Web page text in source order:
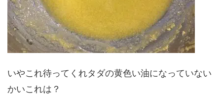
いやこれ待ってくれタダの黄色い油になっていない
かいこれは？